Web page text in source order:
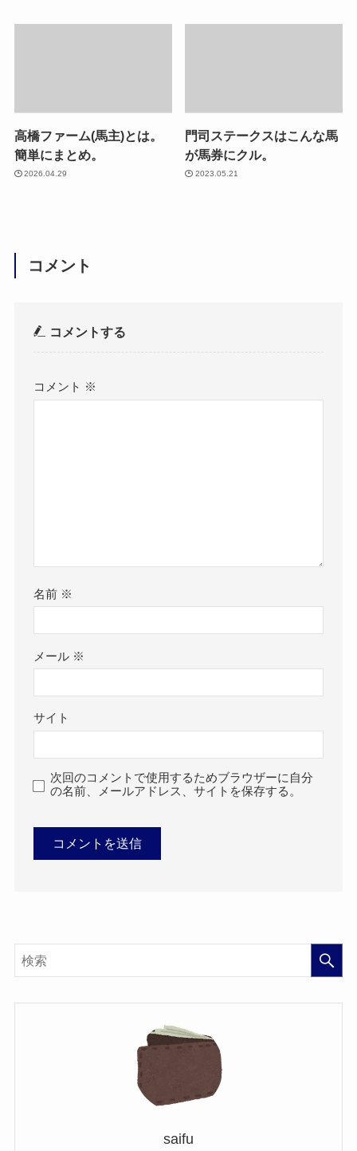
高橋ファーム(馬主)とは。
簡単にまとめ。
2026.04.29
門司ステークスはこんな馬
が馬券にクル。
2023.05.21
コメント
コメントする
コメント ※
名前 ※
メール ※
サイト
次回のコメントで使用するためブラウザーに自分
の名前、メールアドレス、サイトを保存する。
saifu